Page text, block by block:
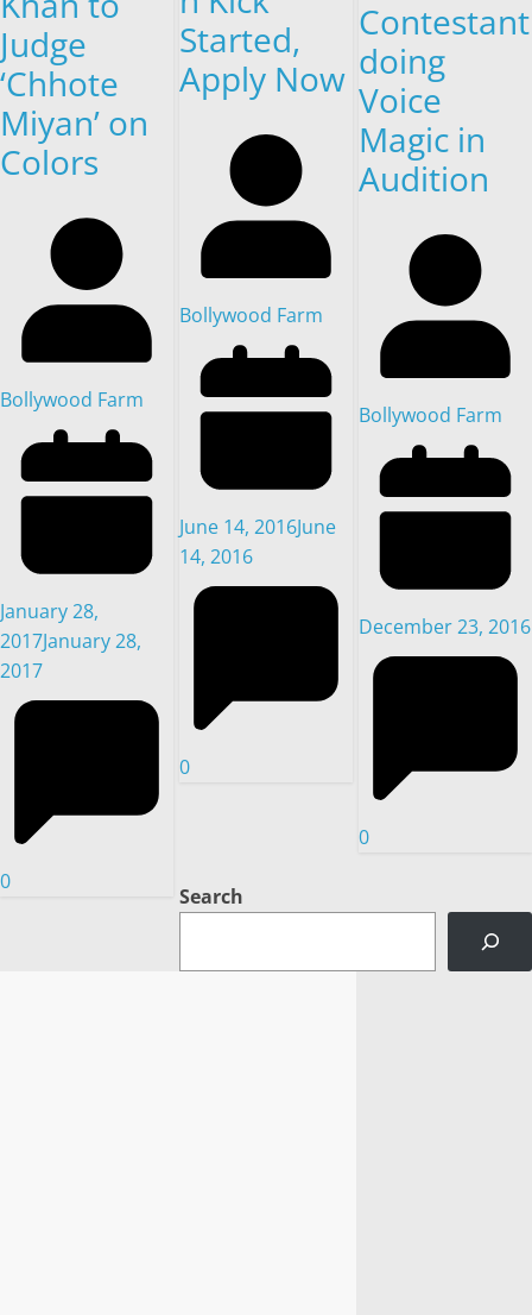
Judge
‘Chhote
Miyan’ on
Colors
Bollywood Farm
January 28,
2017January 28,
2017
0
Started,
Apply Now
Bollywood Farm
June 14, 2016June
14, 2016
0
Contestant
doing
Voice
Magic in
Audition
Bollywood Farm
December 23, 2016
0
Search